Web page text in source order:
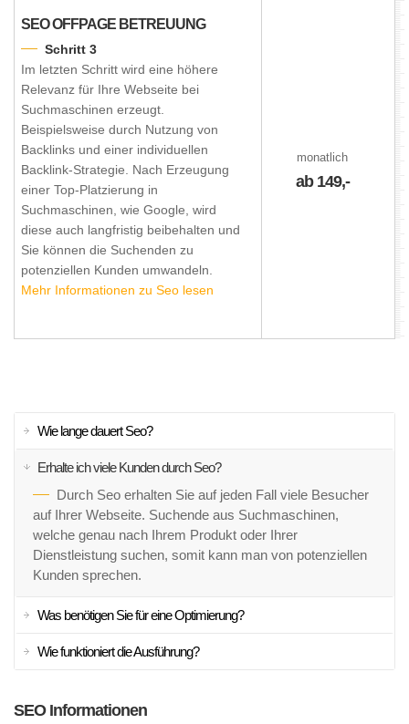
SEO OFFPAGE BETREUUNG
Schritt 3
Im letzten Schritt wird eine höhere
Relevanz für Ihre Webseite bei
Suchmaschinen erzeugt.
Beispielsweise durch Nutzung von
Backlinks und einer individuellen
Backlink-Strategie. Nach Erzeugung
einer Top-Platzierung in
Suchmaschinen, wie Google, wird
diese auch langfristig beibehalten und
Sie können die Suchenden zu
potenziellen Kunden umwandeln.
Mehr Informationen zu Seo lesen
monatlich
ab 149,-
Wie lange dauert Seo?
Erhalte ich viele Kunden durch Seo?
Durch Seo erhalten Sie auf jeden Fall viele Besucher
auf Ihrer Webseite. Suchende aus Suchmaschinen,
welche genau nach Ihrem Produkt oder Ihrer
Dienstleistung suchen, somit kann man von potenziellen
Kunden sprechen.
Was benötigen Sie für eine Optimierung?
Wie funktioniert die Ausführung?
SEO Informationen